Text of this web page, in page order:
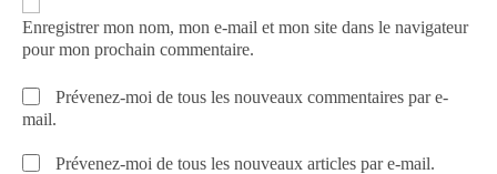
Enregistrer mon nom, mon e-mail et mon site dans le navigateur
pour mon prochain commentaire.
Prévenez-moi de tous les nouveaux commentaires par e-
mail.
Prévenez-moi de tous les nouveaux articles par e-mail.